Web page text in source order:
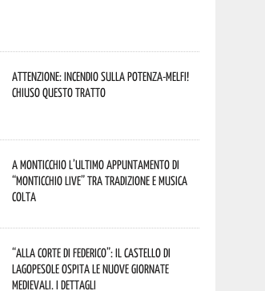
Attenzione: incendio sulla Potenza-Melfi!
Chiuso questo tratto
A Monticchio l’ultimo appuntamento di
“Monticchio Live” tra tradizione e musica
colta
“Alla corte di Federico”: il Castello di
Lagopesole ospita le nuove Giornate
Medievali. I dettagli